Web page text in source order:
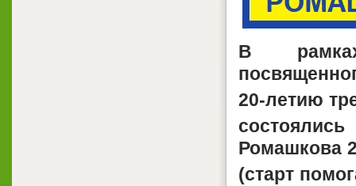
В рамках
20-летию
Ромашкова
(старт